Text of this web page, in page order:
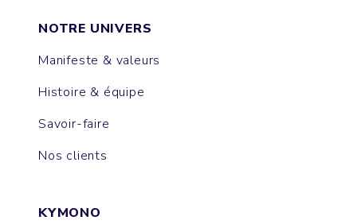
NOTRE UNIVERS
Manifeste & valeurs
Histoire & équipe
Savoir-faire
Nos clients
KYMONO